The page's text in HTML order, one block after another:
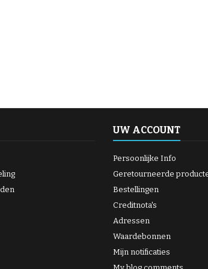
UW ACCOUNT
Persoonlijke Info
Geretourneerde
Bestellingen
Creditnota's
Adressen
Waardebonnen
Mijn notificaties